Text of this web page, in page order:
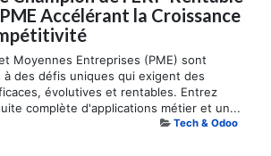
Accélérant la Croissance
Moyennes Entreprises (PME) sont
des défis uniques qui exigent des
évolutives et rentables. Entrez
complète d'applications métier et un...
Tech & Odoo